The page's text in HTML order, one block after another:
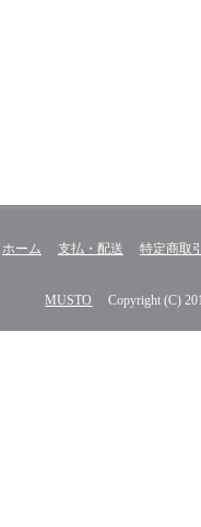
ホーム 支払・配送 特定商取
MUSTO Copyright (C)